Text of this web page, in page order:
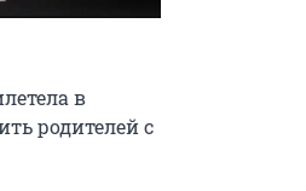
в
родителей с